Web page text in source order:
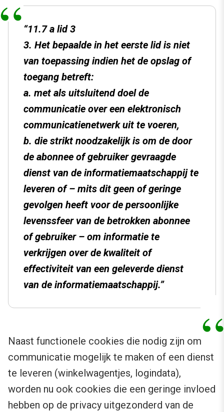
“11.7 a lid 3
3. Het bepaalde in het eerste lid is niet
van toepassing indien het de opslag of
toegang betreft:
a. met als uitsluitend doel de
communicatie over een elektronisch
communicatienetwerk uit te voeren,
b. die strikt noodzakelijk is om de door
de abonnee of gebruiker gevraagde
dienst van de informatiemaatschappij te
leveren of – mits dit geen of geringe
gevolgen heeft voor de persoonlijke
levenssfeer van de betrokken abonnee
of gebruiker – om informatie te
verkrijgen over de kwaliteit of
effectiviteit van een geleverde dienst
van de informatiemaatschappij.”
Naast functionele cookies die nodig zijn om
communicatie mogelijk te maken of een dienst
te leveren (winkelwagentjes, logindata),
worden nu ook cookies die een geringe invloed
hebben op de privacy uitgezonderd van de